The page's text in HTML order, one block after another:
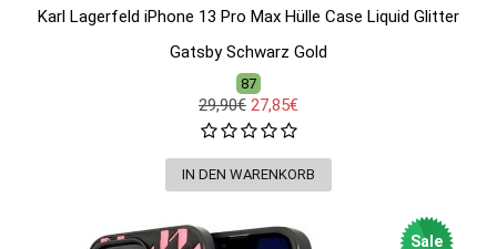
Karl Lagerfeld iPhone 13 Pro Max Hülle Case Liquid Glitter
Gatsby Schwarz Gold
87
29,90€ 27,85€
Sale